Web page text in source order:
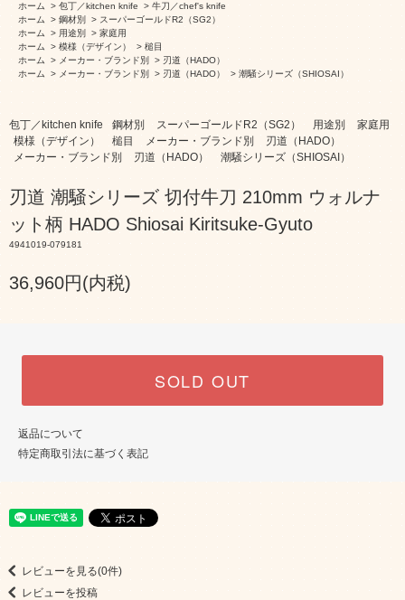
ホーム > 包丁／kitchen knife > 牛刀／chef's knife
ホーム
> 鋼材別 > スーパーゴールドR2（SG2）
ホーム
> 用途別 > 家庭用
ホーム
> 模様（デザイン） > 槌目
ホーム
> メーカー・ブランド別 > 刃道（HADO）
ホーム
> メーカー・ブランド別 > 刃道（HADO） > 潮騒シリーズ（SHIOSAI）
包丁／kitchen knife 鋼材別 スーパーゴールドR2（SG2） 用途別
家庭用
模様（デザイン）
槌目 メーカー・ブランド別
刃道（HADO）
メーカー・ブランド別
刃道（HADO） 潮騒シリーズ（SHIOSAI）
刃道 潮騒シリーズ 切付牛刀 210mm ウォルナ
ット柄 HADO Shiosai Kiritsuke-Gyuto
4941019-079181
36,960円(内税)
SOLD OUT
返品について
特定商取引法に基づく表記
レビューを見る(0件)
レビューを投稿